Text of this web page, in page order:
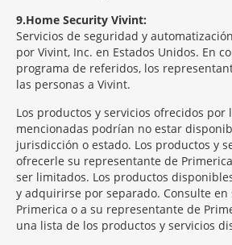
9 Home Security Vivint:
Servicios de seguridad y
por Vivint, Inc. en Estados Unidos. En
programa de referidos, los
las personas a Vivint.
Los productos y servicios ofrecidos por
mencionadas podrían no estar
jurisdicción o estado. Los productos y
ofrecerle su representante de
ser limitados. Los productos
y adquirirse por separado. Consulte en
Primerica o a su representante de
una lista de los productos y servicios